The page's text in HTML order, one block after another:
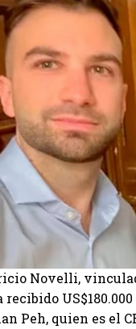
Novelli,
Peh, quien es el